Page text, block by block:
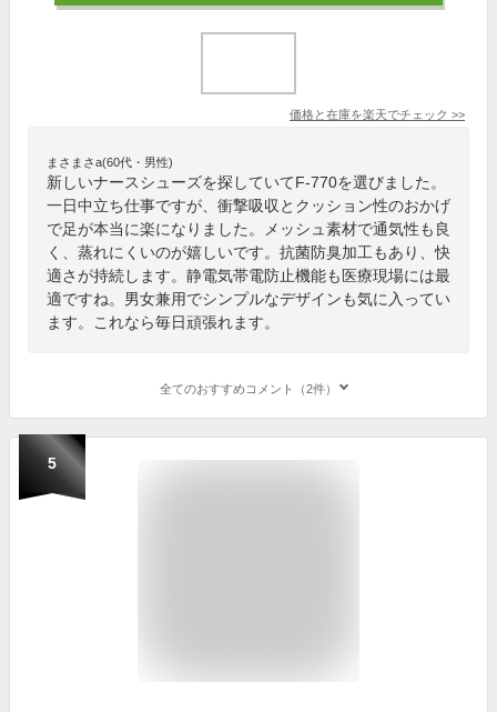
価格と在庫を楽天でチェック >>
まさまさa(60代・男性)
新しいナースシューズを探していてF-770を選びました。
一日中立ち仕事ですが、衝撃吸収とクッション性のおかげ
で足が本当に楽になりました。メッシュ素材で通気性も良
く、蒸れにくいのが嬉しいです。抗菌防臭加工もあり、快
適さが持続します。静電気帯電防止機能も医療現場には最
適ですね。男女兼用でシンプルなデザインも気に入ってい
ます。これなら毎日頑張れます。
全てのおすすめコメント（2件）
5